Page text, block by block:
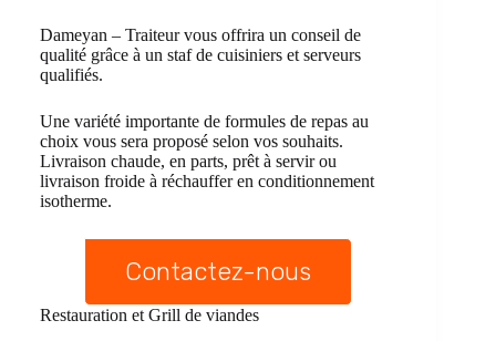
Dameyan – Traiteur vous offrira un conseil de
qualité grâce à un staf de cuisiniers et serveurs
qualifiés.
Une variété importante de formules de repas au
choix vous sera proposé selon vos souhaits.
Livraison chaude, en parts, prêt à servir ou
livraison froide à réchauffer en conditionnement
isotherme.
Contactez-nous
Restauration et Grill de viandes